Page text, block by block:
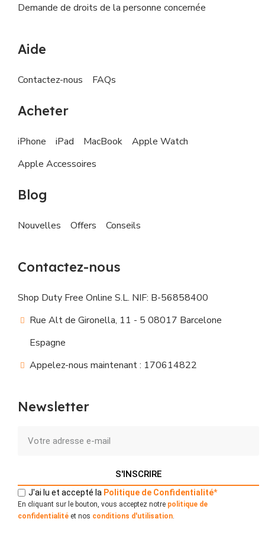
Demande de droits de la personne concernée
Aide
Contactez-nous FAQs
Acheter
iPhone iPad MacBook
Apple Watch
Apple Accessoires
Blog
Nouvelles Offers Conseils
Contactez-nous
Shop Duty Free Online S.L. NIF: B-56858400
Rue Alt de Gironella, 11 - 5 08017 Barcelone
Espagne
Appelez-nous maintenant : 170614822
Newsletter
S'INSCRIRE
J'ai lu et accepté la Politique de Confidentialité*
En cliquant sur le bouton, vous acceptez notre politique de
confidentialité et nos conditions d'utilisation.